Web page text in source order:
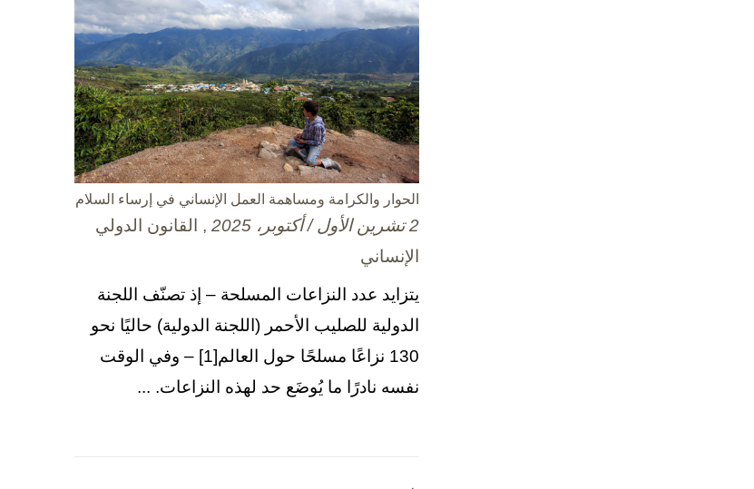
الحوار والكرامة ومساهمة العمل الإنساني في إرساء السلام
2 تشرين الأول / أكتوبر، 2025
, القانون الدولي
الإنساني
يتزايد عدد النزاعات المسلحة – إذ تصنّف اللجنة
الدولية للصليب الأحمر (اللجنة الدولية) حاليًا نحو
130 نزاعًا مسلحًا حول العالم[1] – وفي الوقت
نفسه نادرًا ما يُوضَع حد لهذه النزاعات. ...